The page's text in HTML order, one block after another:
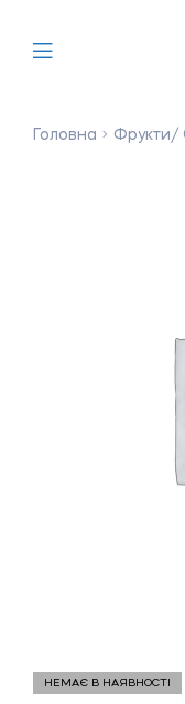
Головна Фрукти/
НЕМАЄ В НАЯВНОСТІ